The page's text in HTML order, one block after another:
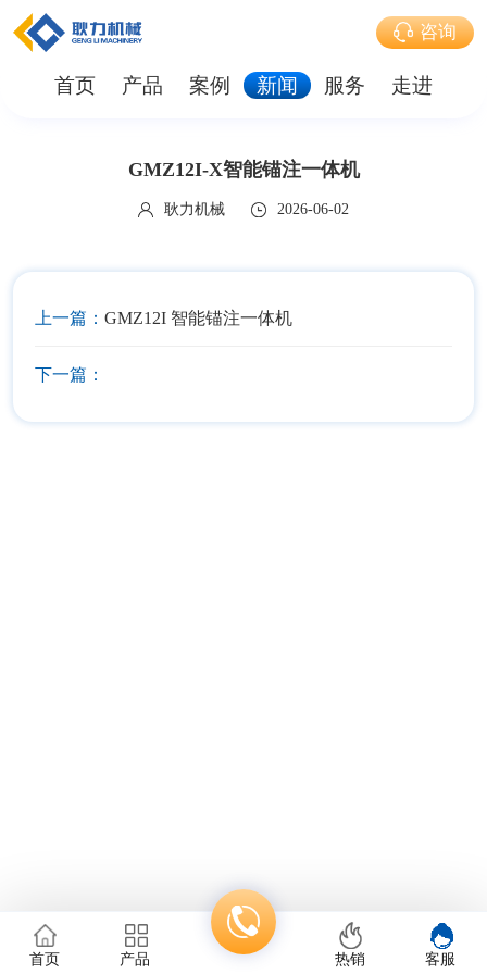
咨询
首页 产品 案例 新闻 服务 走进
GMZ12I-X智能锚注一体机
耿力机械 2026-06-02
上一篇： GMZ12I 智能锚注一体机
下一篇：
首页 产品 热销 客服